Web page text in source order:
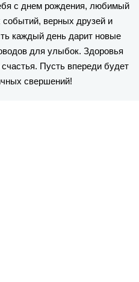
с днем рождения, любимый
верных друзей и
каждый день дарит новые
для улыбок. Здоровья
Пусть впереди будет
свершений!